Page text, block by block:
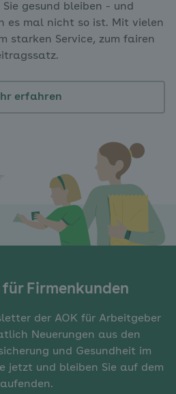
gesund bleiben - und
es mal nicht so ist. Mit vielen
starken Service, zum fairen
erfahren
Firmenkunden
der AOK für Arbeitgeber
Neuerungen aus den
und Gesundheit im
jetzt und bleiben Sie auf dem